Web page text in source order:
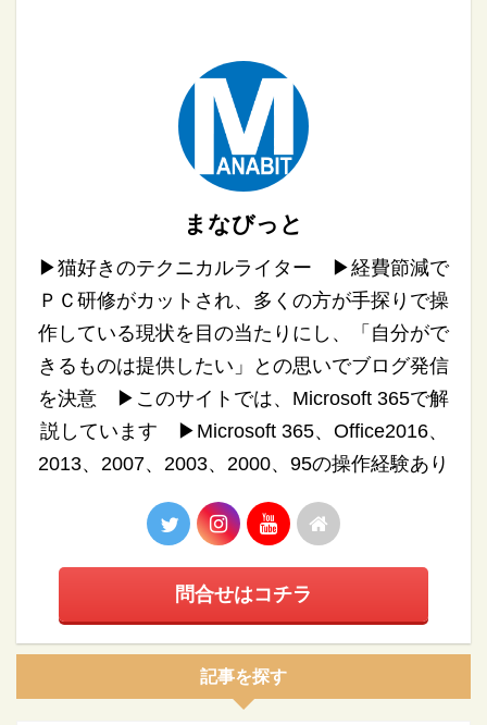
まなびっと
▶︎猫好きのテクニカルライター ▶︎経費節減で
ＰＣ研修がカットされ、多くの方が手探りで操
作している現状を目の当たりにし、「自分がで
きるものは提供したい」との思いでブログ発信
を決意 ▶︎このサイトでは、Microsoft 365で解
説しています ▶︎Microsoft 365、Office2016、
2013、2007、2003、2000、95の操作経験あり
問合せはコチラ
記事を探す